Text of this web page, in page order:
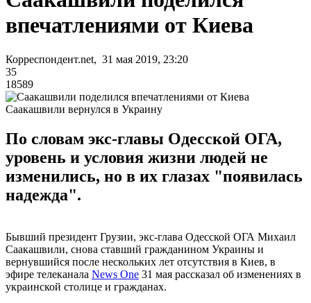
впечатлениями от Киева
Корреспондент.net, 31 мая 2019, 23:20
35
18589
Саакашвили вернулся в Украину
По словам экс-главы Одесской ОГА,
уровень и условия жизни людей не
изменились, но в их глазах "появилась
надежда".
Бывший президент Грузии, экс-глава Одесской ОГА Михаил
Саакашвили, снова ставший гражданином Украины и
вернувшийся после нескольких лет отсутствия в Киев, в
эфире телеканала News One 31 мая рассказал об изменениях в
украинской столице и гражданах.